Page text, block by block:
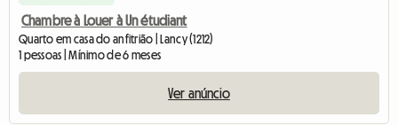
Chambre à Louer à Un étudiant
Quarto em casa do anfitrião | Lancy (1212)
1 pessoas | Mínimo de 6 meses
Ver anúncio